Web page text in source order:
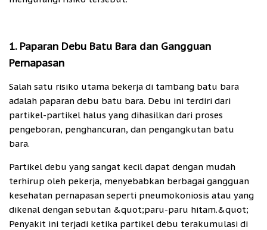
1. Paparan Debu Batu Bara dan Gangguan
Pernapasan
Salah satu risiko utama bekerja di tambang batu bara
adalah paparan debu batu bara. Debu ini terdiri dari
partikel-partikel halus yang dihasilkan dari proses
pengeboran, penghancuran, dan pengangkutan batu
bara.
Partikel debu yang sangat kecil dapat dengan mudah
terhirup oleh pekerja, menyebabkan berbagai gangguan
kesehatan pernapasan seperti pneumokoniosis atau yang
dikenal dengan sebutan &quot;paru-paru hitam.&quot;
Penyakit ini terjadi ketika partikel debu terakumulasi di